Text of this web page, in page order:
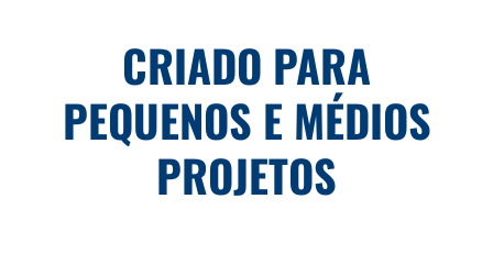
CRIADO PARA
PEQUENOS E MÉDIOS
PROJETOS